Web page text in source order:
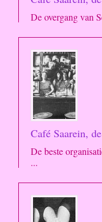
De overgang van
Café Saarein,
De beste
...